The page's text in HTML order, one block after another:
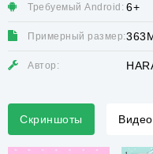
Требуемый Android: 6+
Примерный размер:
Автор:
Скриншоты Видео